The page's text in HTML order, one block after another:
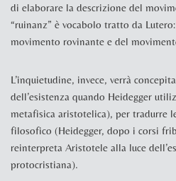
di elaborare la descrizione del
“ruinanz” è vocabolo tratto da
movimento rovinante e del
L’inquietudine, invece, verrà
dell’esistenza quando Heidegger
metafisica aristotelica), per tradurre
filosofico (Heidegger, dopo i corsi
reinterpreta Aristotele alla luce
protocristiana).